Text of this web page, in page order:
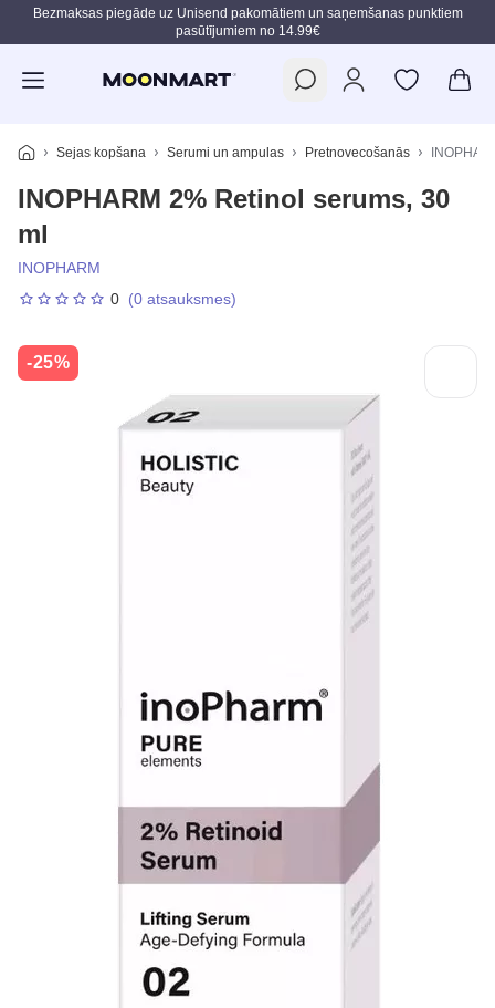
Pāriet uz galveno saturu
Bezmaksas piegāde uz Unisend pakomātiem un saņemšanas punktiem
pasūtījumiem no 14.99€
Sejas kopšana Serumi un ampulas Pretnovecošanās
INOPHARM 2% Retinol serums, 30
ml
INOPHARM
0 (0 atsauksmes)
-25%